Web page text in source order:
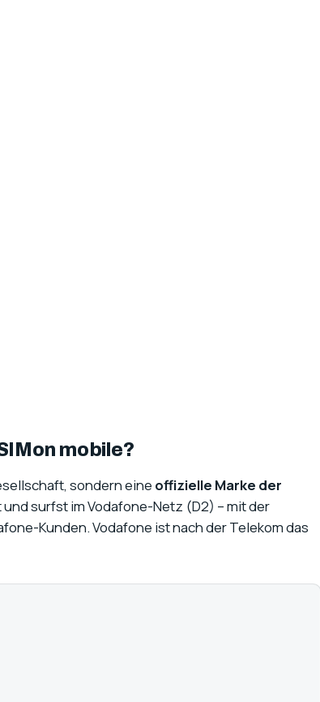
mobile?
sondern eine offizielle Marke der
surfst im Vodafone-Netz (D2) – mit der
Kunden. Vodafone ist nach der Telekom das